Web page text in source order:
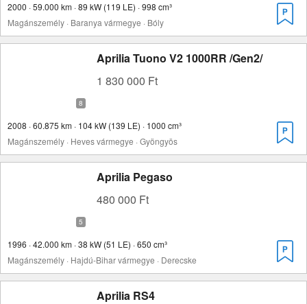
2000 · 59.000 km · 89 kW (119 LE) · 998 cm³
Magánszemély · Baranya vármegye · Bóly
Aprilia Tuono V2 1000RR /Gen2/
1 830 000 Ft
2008 · 60.875 km · 104 kW (139 LE) · 1000 cm³
Magánszemély · Heves vármegye · Gyöngyös
Aprilia Pegaso
480 000 Ft
1996 · 42.000 km · 38 kW (51 LE) · 650 cm³
Magánszemély · Hajdú-Bihar vármegye · Derecske
Aprilia RS4